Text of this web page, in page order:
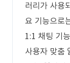
러리가 사용
요 기능으로
1:1 채팅 기
사용자 맞춤